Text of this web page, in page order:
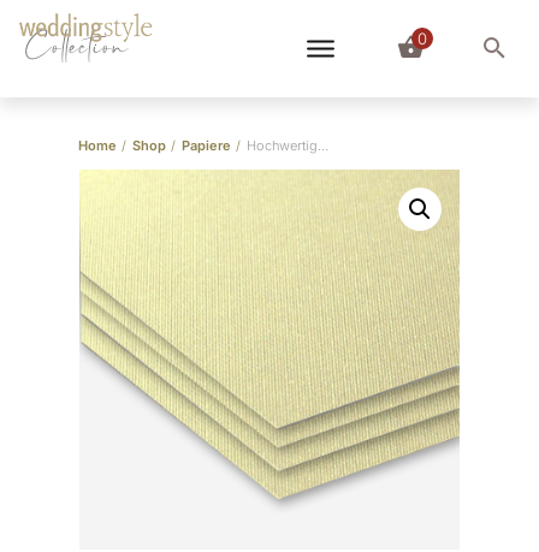
Collection 0
Home / Shop / Papiere / Hochwertiges glänzendes Papier mit Wabenstruktur in Gold